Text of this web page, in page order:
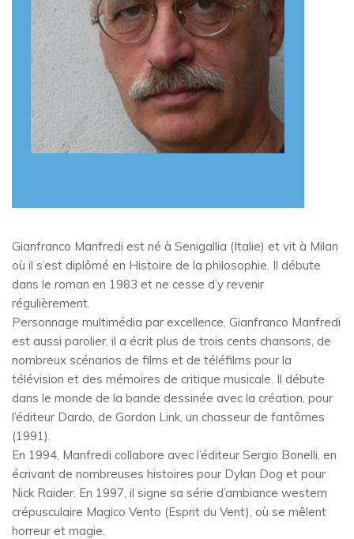
Gianfranco Manfredi est né à Senigallia (Italie) et vit à Milan
où il s’est diplômé en Histoire de la philosophie. Il débute
dans le roman en 1983 et ne cesse d’y revenir
régulièrement.
Personnage multimédia par excellence, Gianfranco Manfredi
est aussi parolier, il a écrit plus de trois cents chansons, de
nombreux scénarios de films et de téléfilms pour la
télévision et des mémoires de critique musicale. Il débute
dans le monde de la bande dessinée avec la création, pour
l’éditeur Dardo, de Gordon Link, un chasseur de fantômes
(1991).
En 1994, Manfredi collabore avec l’éditeur Sergio Bonelli, en
écrivant de nombreuses histoires pour Dylan Dog et pour
Nick Raider. En 1997, il signe sa série d’ambiance western
crépusculaire Magico Vento (Esprit du Vent), où se mêlent
horreur et magie.